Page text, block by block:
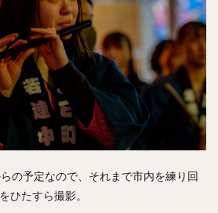
の予定なので、それまで市内を練り回
ひたすら撮影。